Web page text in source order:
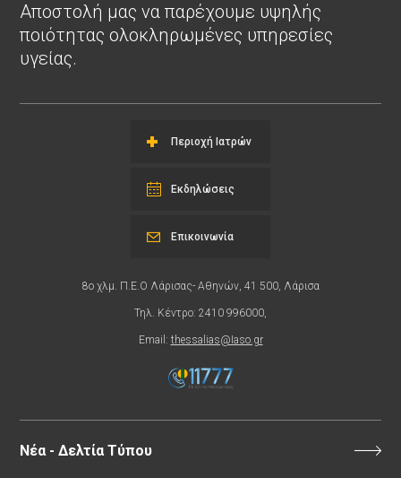
Αποστολή μας να παρέχουμε υψηλής
ποιότητας ολοκληρωμένες υπηρεσίες
υγείας.
Περιοχή Ιατρών
Εκδηλώσεις
8ο χλμ. Π.Ε.Ο Λάρισας- Αθηνών, 41 500, Λάρισα
Τηλ. Κέντρο: 2410 996000,
Email: thessalias@Iaso.gr
Επικοινωνία
Νέα - Δελτία Τύπου